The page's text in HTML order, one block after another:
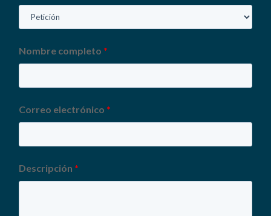
Nombre completo *
Correo electrónico *
Descripción *